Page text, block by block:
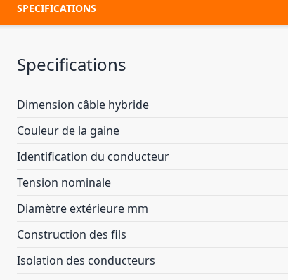
SPECIFICATIONS
Specifications
Dimension câble hybride
Couleur de la gaine
Identification du conducteur
Tension nominale
Diamètre extérieure mm
Construction des fils
Isolation des conducteurs